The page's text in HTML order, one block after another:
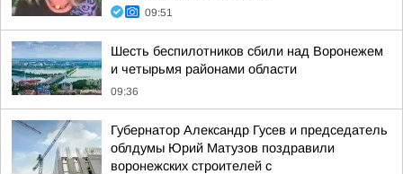
09:51
Шесть беспилотников сбили над Воронежем
и четырьмя районами области
09:36
Губернатор Александр Гусев и председатель
облдумы Юрий Матузов поздравили
воронежских строителей с